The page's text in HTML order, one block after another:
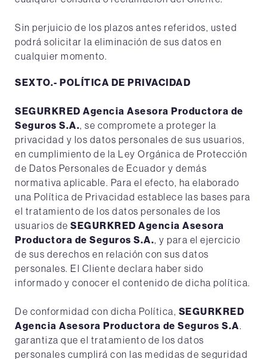
Sin perjuicio de los plazos antes referidos, usted
podrá solicitar la eliminación de sus datos en
cualquier momento.
SEXTO.- POLÍTICA DE PRIVACIDAD
SEGURKRED Agencia Asesora Productora de
Seguros S.A., se compromete a proteger la
privacidad y los datos personales de sus usuarios,
en cumplimiento de la Ley Orgánica de Protección
de Datos Personales de Ecuador y demás
normativa aplicable. Para el efecto, ha elaborado
una Política de Privacidad establece las bases para
el tratamiento de los datos personales de los
usuarios de SEGURKRED Agencia Asesora
Productora de Seguros S.A., y para el ejercicio
de sus derechos en relación con sus datos
personales. El Cliente declara haber sido
informado y conocer el contenido de dicha política.
De conformidad con dicha Política, SEGURKRED
Agencia Asesora Productora de Seguros S.A.
garantiza que el tratamiento de los datos
personales cumplirá con las medidas de seguridad